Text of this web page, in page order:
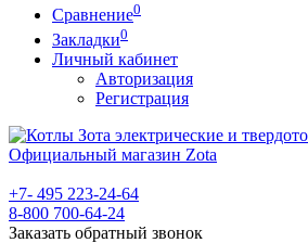
Сравнение0
Закладки0
Личный кабинет
Авторизация
Регистрация
+7- 495 223-24-64
8-800 700-64-24
Заказать обратный звонок